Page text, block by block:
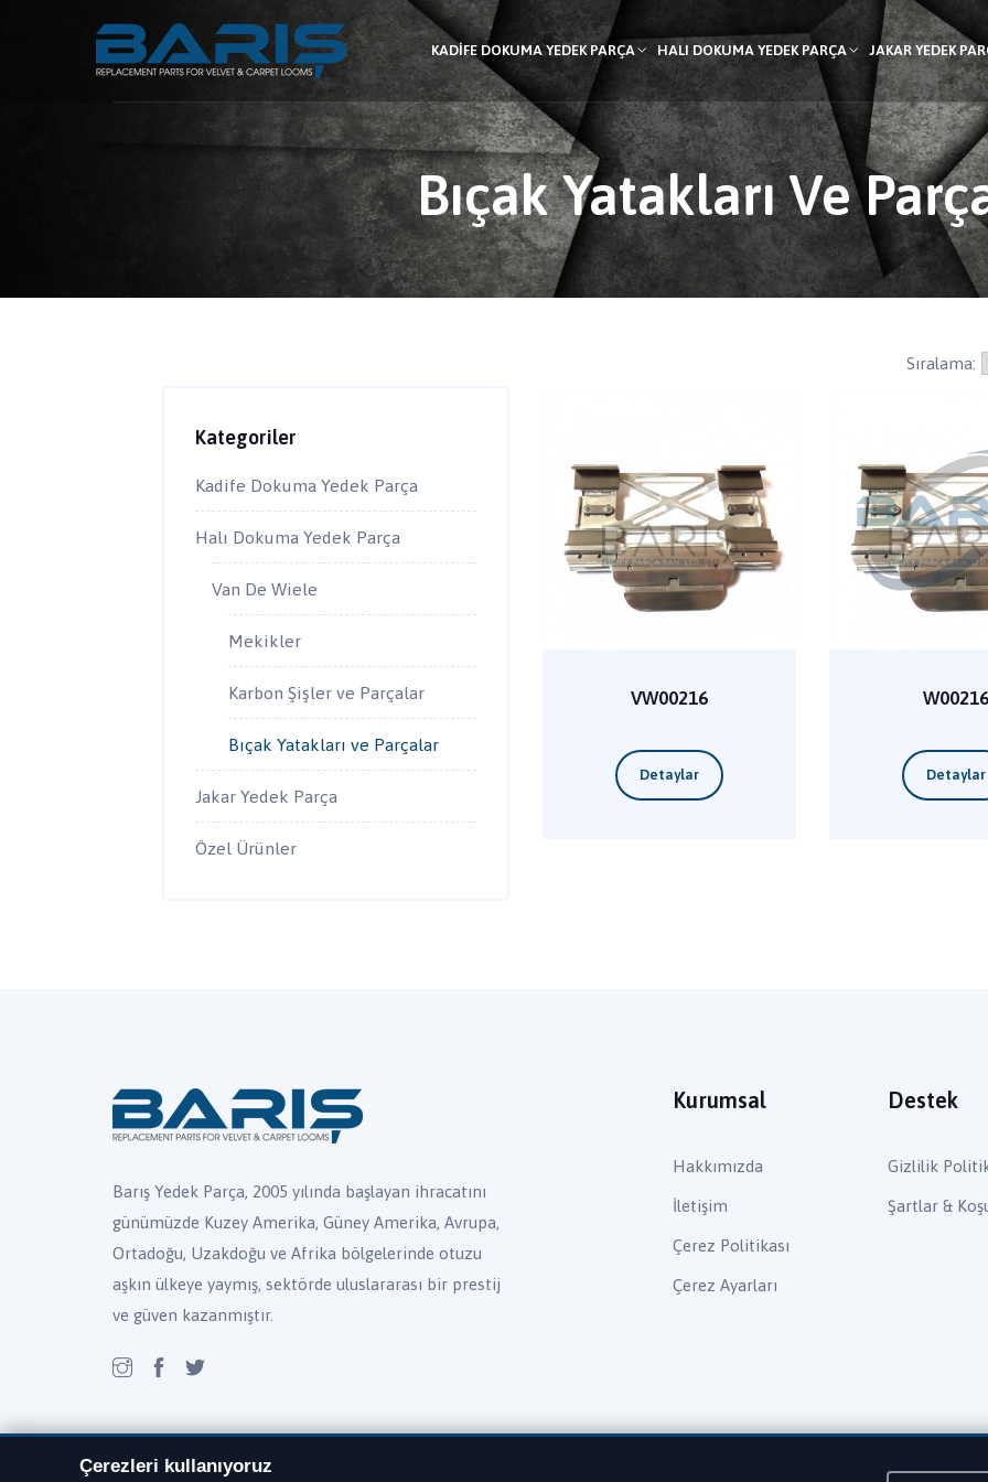
KADIFE DOKUMA YEDEK PARÇA HALI DOKUMA YEDEK PARÇA JAKAR YEDEK
Bıçak Yatakları Ve
Sıralama:
VW00216 W00216
Kategoriler
Kadife Dokuma Yedek Parça
Halı Dokuma Yedek Parça
Van De Wiele
Mekikler
Karbon Şişler ve Parçalar
Bıçak Yatakları ve Parçalar
Jakar Yedek Parça
Özel Ürünler
Barış Yedek Parça, 2005 yılında başlayan ihracatını
günümüzde Kuzey Amerika, Güney Amerika, Avrupa,
Ortadoğu, Uzakdoğu ve Afrika bölgelerinde otuzu
aşkın ülkeye yaymış, sektörde uluslararası bir prestij
ve güven kazanmıştır.
Kurumsal
Hakkımızda
İletişim
Çerez Politikası
Çerez Ayarları
Destek
Gizlilik
Şartlar &
Çerezleri kullanıyoruz